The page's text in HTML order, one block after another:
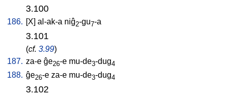
3.100
186. [X] al-ak-a niĝ2-gu7-a
3.101
(cf. 3.99)
187. za-e ĝe26-e mu-de3-dug4
188. ĝe26-e za-e mu-de3-dug4
3.102